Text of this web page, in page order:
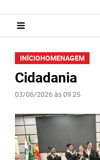
INÍCIOHOMENAGEM
Cidadania
03/06/2026 às 09:25